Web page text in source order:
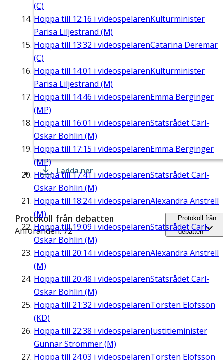
(C)
Hoppa till 12:16 i videospelarenKulturminister
Parisa Liljestrand (M)
Hoppa till 13:32 i videospelarenCatarina Deremar
(C)
Hoppa till 14:01 i videospelarenKulturminister
Parisa Liljestrand (M)
Hoppa till 14:46 i videospelarenEmma Berginger
(MP)
Hoppa till 16:01 i videospelarenStatsrådet Carl-
Oskar Bohlin (M)
Hoppa till 17:15 i videospelarenEmma Berginger
(MP)
Hoppa till17:41 i videospelarenStatsrådet Carl-
Oskar Bohlin (M)
Hoppa till 18:24i videospelarenAlexandra Anstrell
(M)
Hoppa till19:09 i videospelarenStatsrådet Carl-
Oskar Bohlin (M)
Hoppa till 20:14i videospelarenAlexandra Anstrell
(M)
Hoppa till 20:48 i videospelarenStatsrådet Carl-
Oskar Bohlin (M)
Hoppa till 21:32 i videospelarenTorsten Elofsson
(KD)
Hoppa till 22:38 i videospelarenJustitieminister
Gunnar Strömmer (M)
Hoppa till 24:03 i videospelarenTorsten Elofsson
Ladda ner
Protokoll från debatten
Anföranden: 72
Protokoll från
debatten